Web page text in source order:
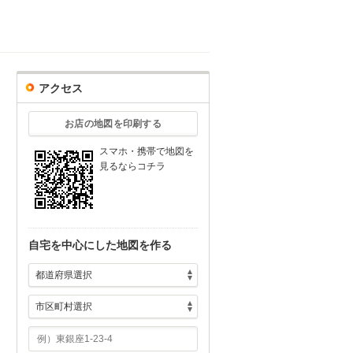
アクセス
お店の地図を印刷する
スマホ・携帯で地図を
見るならコチラ
自宅を中心にした地図を作る